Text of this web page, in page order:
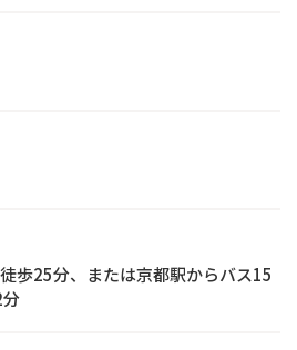
歩25分、または京都駅からバス15